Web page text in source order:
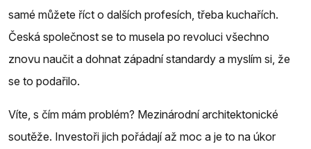
samé můžete říct o dalších profesích, třeba kuchařích.
Česká společnost se to musela po revoluci všechno
znovu naučit a dohnat západní standardy a myslím si, že
se to podařilo.
Víte, s čím mám problém? Mezinárodní architektonické
soutěže. Investoři jich pořádají až moc a je to na úkor